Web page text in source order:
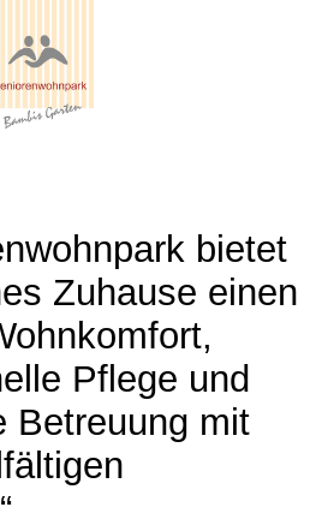
bietet
Zuhause einen
Pflege und
Betreuung mit